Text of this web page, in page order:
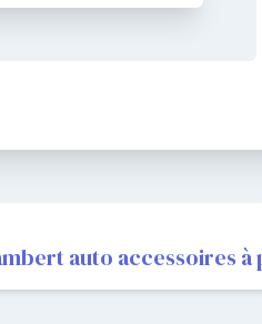
auto accessoires